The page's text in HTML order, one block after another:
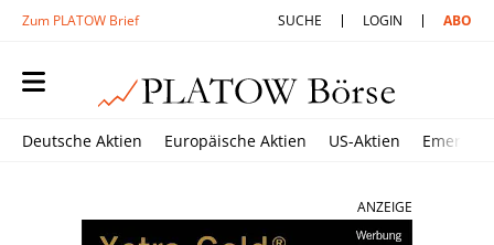
Zum PLATOW Brief SUCHE LOGIN ABO
Deutsche Aktien Europäische Aktien US-Aktien
ANZEIGE